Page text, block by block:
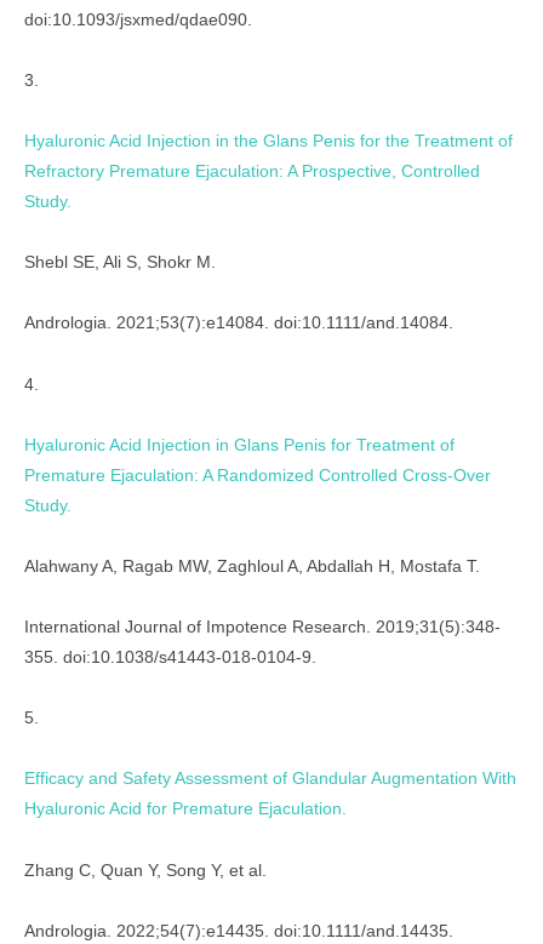
doi:10.1093/jsxmed/qdae090.
3.
Hyaluronic Acid Injection in the Glans Penis for the Treatment of
Refractory Premature Ejaculation: A Prospective, Controlled
Study.
Shebl SE, Ali S, Shokr M.
Andrologia. 2021;53(7):e14084. doi:10.1111/and.14084.
4.
Hyaluronic Acid Injection in Glans Penis for Treatment of
Premature Ejaculation: A Randomized Controlled Cross-Over
Study.
Alahwany A, Ragab MW, Zaghloul A, Abdallah H, Mostafa T.
International Journal of Impotence Research. 2019;31(5):348-
355. doi:10.1038/s41443-018-0104-9.
5.
Efficacy and Safety Assessment of Glandular Augmentation With
Hyaluronic Acid for Premature Ejaculation.
Zhang C, Quan Y, Song Y, et al.
Andrologia. 2022;54(7):e14435. doi:10.1111/and.14435.